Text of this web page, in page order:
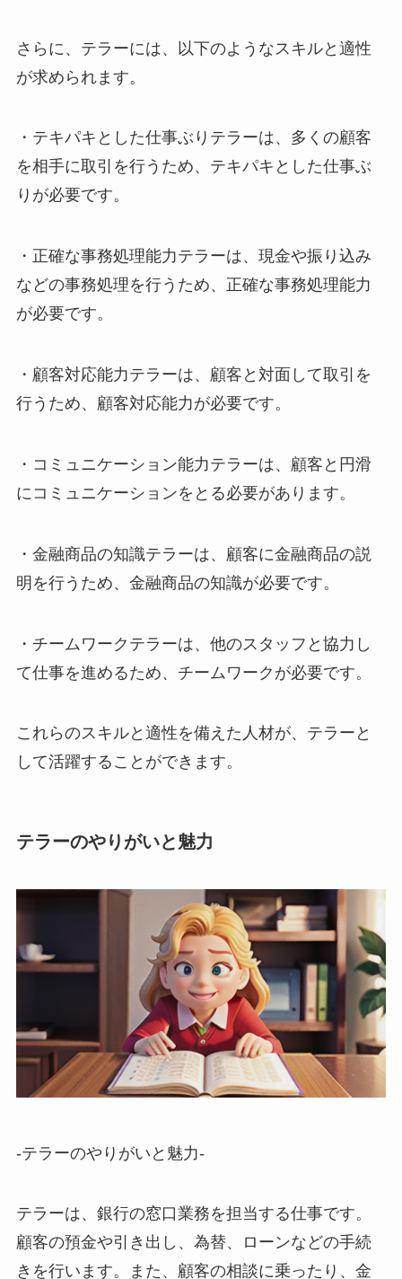
さらに、テラーには、以下のようなスキルと適性
が求められます。
・テキパキとした仕事ぶりテラーは、多くの顧客
を相手に取引を行うため、テキパキとした仕事ぶ
りが必要です。
・正確な事務処理能力テラーは、現金や振り込み
などの事務処理を行うため、正確な事務処理能力
が必要です。
・顧客対応能力テラーは、顧客と対面して取引を
行うため、顧客対応能力が必要です。
・コミュニケーション能力テラーは、顧客と円滑
にコミュニケーションをとる必要があります。
・金融商品の知識テラーは、顧客に金融商品の説
明を行うため、金融商品の知識が必要です。
・チームワークテラーは、他のスタッフと協力し
て仕事を進めるため、チームワークが必要です。
これらのスキルと適性を備えた人材が、テラーと
して活躍することができます。
テラーのやりがいと魅力
-テラーのやりがいと魅力-
テラーは、銀行の窓口業務を担当する仕事です。
顧客の預金や引き出し、為替、ローンなどの手続
きを行います。また、顧客の相談に乗ったり、金